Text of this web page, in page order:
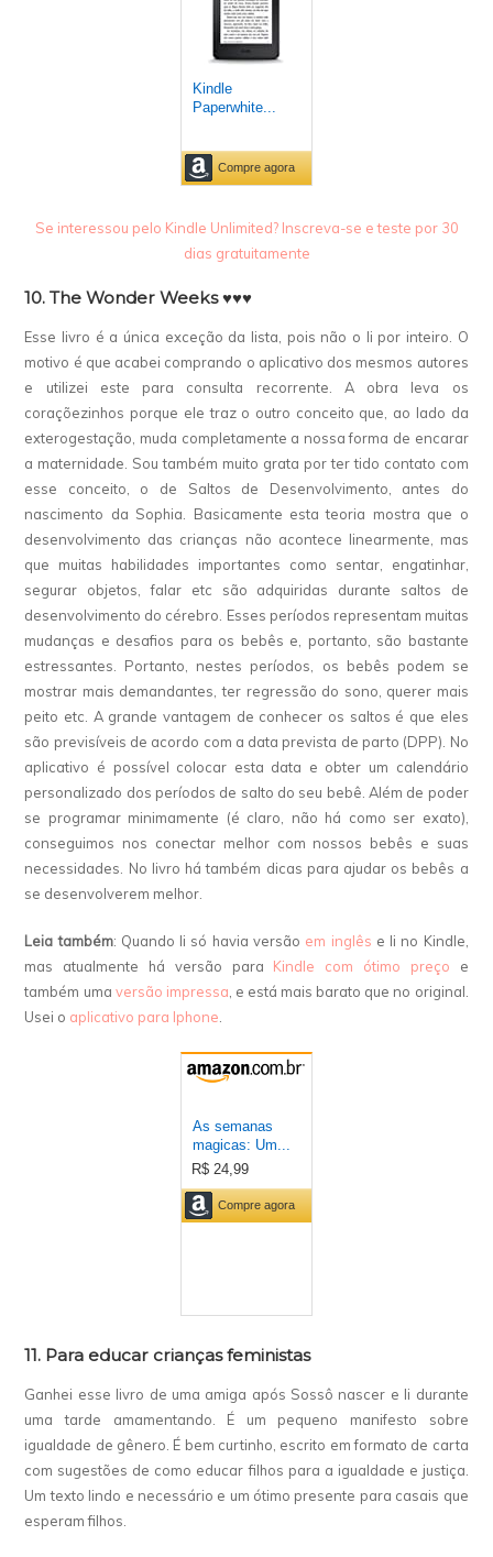
Se interessou pelo Kindle Unlimited? Inscreva-se e teste por 30
dias gratuitamente
10. The Wonder Weeks ♥♥♥
Esse livro é a única exceção da lista, pois não o li por inteiro. O
motivo é que acabei comprando o aplicativo dos mesmos autores
e utilizei este para consulta recorrente. A obra leva os
coraçõezinhos porque ele traz o outro conceito que, ao lado da
exterogestação, muda completamente a nossa forma de encarar
a maternidade. Sou também muito grata por ter tido contato com
esse conceito, o de Saltos de Desenvolvimento, antes do
nascimento da Sophia. Basicamente esta teoria mostra que o
desenvolvimento das crianças não acontece linearmente, mas
que muitas habilidades importantes como sentar, engatinhar,
segurar objetos, falar etc são adquiridas durante saltos de
desenvolvimento do cérebro. Esses períodos representam muitas
mudanças e desafios para os bebês e, portanto, são bastante
estressantes. Portanto, nestes períodos, os bebês podem se
mostrar mais demandantes, ter regressão do sono, querer mais
peito etc. A grande vantagem de conhecer os saltos é que eles
são previsíveis de acordo com a data prevista de parto (DPP). No
aplicativo é possível colocar esta data e obter um calendário
personalizado dos períodos de salto do seu bebê. Além de poder
se programar minimamente (é claro, não há como ser exato),
conseguimos nos conectar melhor com nossos bebês e suas
necessidades. No livro há também dicas para ajudar os bebês a
se desenvolverem melhor.
Leia também: Quando li só havia versão em inglês e li no Kindle,
mas atualmente há versão para Kindle com ótimo preço e
também uma versão impressa , e está mais barato que no original.
Usei o aplicativo para Iphone
11. Para educar crianças feministas
Ganhei esse livro de uma amiga após Sossô nascer e li durante
uma tarde amamentando. É um pequeno manifesto sobre
igualdade de gênero. É bem curtinho, escrito em formato de carta
com sugestões de como educar filhos para a igualdade e justiça.
Um texto lindo e necessário e um ótimo presente para casais que
esperam filhos.